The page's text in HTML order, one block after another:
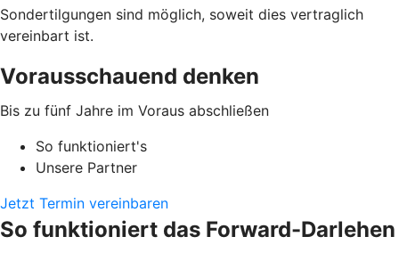
Sondertilgungen sind möglich, soweit dies vertraglich
vereinbart ist.
Vorausschauend denken
Bis zu fünf Jahre im Voraus abschließen
So funktioniert's
Unsere Partner
Jetzt Termin vereinbaren
So funktioniert das Forward-Darlehen